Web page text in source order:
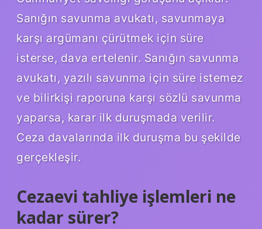
Sanığın savunma avukatı, savunmaya
karşı argümanı çürütmek için süre
isterse, dava ertelenir. Sanığın savunma
avukatı, yazılı savunma için süre istemez
ve bilirkişi raporuna karşı sözlü savunma
yaparsa, karar ilk duruşmada verilir.
Ceza davalarında ilk duruşma bu şekilde
gerçekleşir.
Cezaevi tahliye işlemleri ne
kadar sürer?